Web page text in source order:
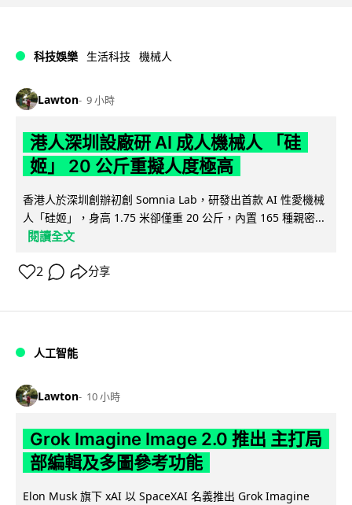
科技娛樂 生活科技 機械人
Lawton 9 小時
港人深圳設廠研 AI 成人機械人 「硅
姬」 20 公斤重擬人度極高
香港人於深圳創辦初創 Somnia Lab，研發出首款 AI 性愛機械
人「硅姬」，身高 1.75 米卻僅重 20 公斤，內置 165 種親密...
閱讀全文
2 分享
人工智能
Lawton 10 小時
Grok Imagine Image 2.0 推出 主打局
部編輯及多圖參考功能
Elon Musk 旗下 xAI 以 SpaceXAI 名義推出 Grok Imagine